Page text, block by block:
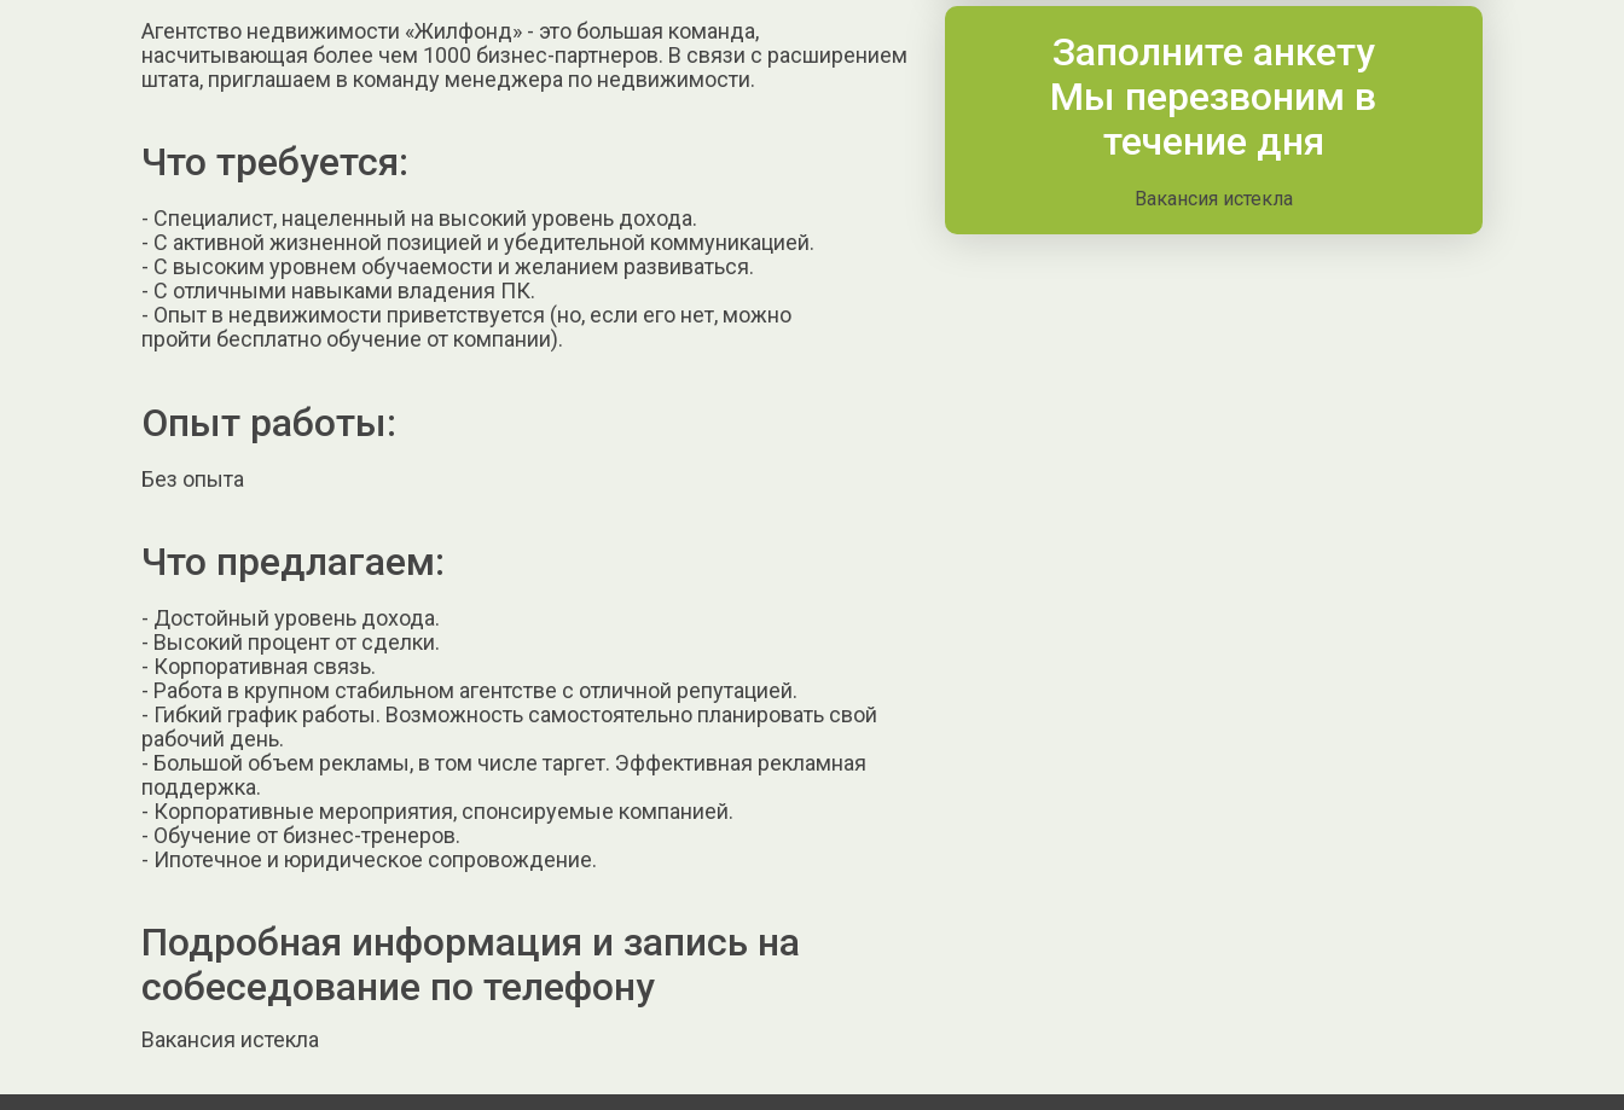
Агентство недвижимости «Жилфонд» - это большая команда,
насчитывающая более чем 1000 бизнес-партнеров. В связи с расширением
штата, приглашаем в команду менеджера по недвижимости.
Что требуется:
- Специалист, нацеленный на высокий уровень дохода.
- С активной жизненной позицией и убедительной коммуникацией.
- С высоким уровнем обучаемости и желанием развиваться.
- С отличными навыками владения ПК.
- Опыт в недвижимости приветствуется (но, если его нет, можно
пройти бесплатно обучение от компании).
Опыт работы:
Без опыта
Что предлагаем:
- Достойный уровень дохода.
- Высокий процент от сделки.
- Корпоративная связь.
- Работа в крупном стабильном агентстве с отличной репутацией.
- Гибкий график работы. Возможность самостоятельно планировать свой
рабочий день.
- Большой объем рекламы, в том числе таргет. Эффективная рекламная
поддержка.
- Корпоративные мероприятия, спонсируемые компанией.
- Обучение от бизнес-тренеров.
- Ипотечное и юридическое сопровождение.
Подробная информация и запись на
собеседование по телефону
Вакансия истекла
Заполните анкету
Мы перезвоним в
течение дня
Вакансия истекла